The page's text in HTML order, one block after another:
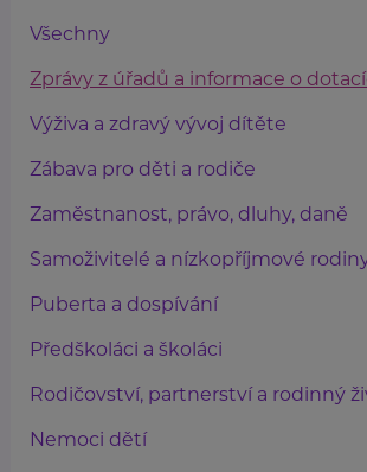
Všechny
Zprávy z úřadů a informace o
Výživa a zdravý vývoj dítěte
Zábava pro děti a rodiče
Zaměstnanost, právo, dluhy, daně
Samoživitelé a nízkopříjmové
Puberta a dospívání
Předškoláci a školáci
Rodičovství, partnerství a rodinný
Nemoci dětí